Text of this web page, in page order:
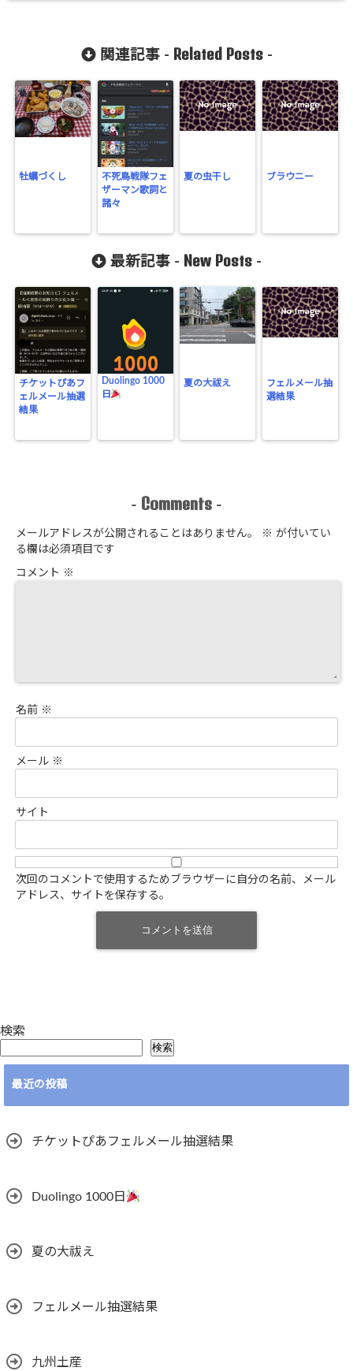
関連記事 - Related Posts-
牡蠣づくし
不死鳥戦隊フェ
ザーマン歌詞と
諸々
夏の虫干し ブラウニー
最新記事 - New Posts -
チケットぴあフ
ェルメール抽選
結果
Duolingo 1000
日
夏の大祓え
フェルメール抽
選結果
- Comments -
メールアドレスが公開されることはありません。 ※ が付いてい
る欄は必須項目です
コメント ※
名前 ※
メール ※
サイト
次回のコメントで使用するためブラウザーに自分の名前、メール
アドレス、サイトを保存する。
検索
検索
最近の投稿
チケットぴあフェルメール抽選結果
Duolingo 1000日
夏の大祓え
フェルメール抽選結果
九州土産